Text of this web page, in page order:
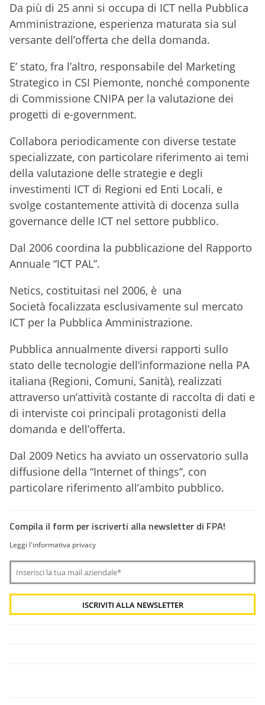
Da più di 25 anni si occupa di ICT nella Pubblica
Amministrazione, esperienza maturata sia sul
versante dell’offerta che della domanda.
E’ stato, fra l’altro, responsabile del Marketing
Strategico in CSI Piemonte, nonché componente
di Commissione CNIPA per la valutazione dei
progetti di e-government.
Collabora periodicamente con diverse testate
specializzate, con particolare riferimento ai temi
della valutazione delle strategie e degli
investimenti ICT di Regioni ed Enti Locali, e
svolge costantemente attività di docenza sulla
governance delle ICT nel settore pubblico.
Dal 2006 coordina la pubblicazione del Rapporto
Annuale “ICT PAL”.
Netics, costituitasi nel 2006, è una
Società focalizzata esclusivamente sul mercato
ICT per la Pubblica Amministrazione.
Pubblica annualmente diversi rapporti sullo
stato delle tecnologie dell’informazione nella PA
italiana (Regioni, Comuni, Sanità), realizzati
attraverso un’attività costante di raccolta di dati e
di interviste coi principali protagonisti della
domanda e dell’offerta.
Dal 2009 Netics ha avviato un osservatorio sulla
diffusione della “Internet of things”, con
particolare riferimento all’ambito pubblico.
Compila il form per iscriverti alla newsletter di FPA!
Leggi l'informativa privacy